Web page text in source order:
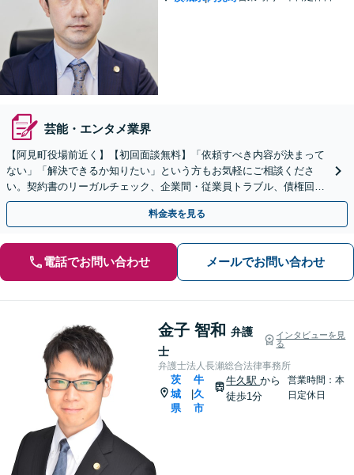
芸能・エンタメ業界
【阿見町役場前近く】【初回面談無料】「依頼すべき内容が決まって
ない」「解決できるか知りたい」という方もお気軽にご相談くださ
い。契約書のリーガルチェック、企業間・従業員トラブル、債権回収
など【顧問契約可能】
料金表を見る
電話でお問い合わせ メールでお問い合わせ
金子 智和 弁護
士
インタビューを見
る
弁護士法人長瀬総合法律事務所
茨
城
県
牛
久
市
牛久駅から
徒歩1分
営業時間：本
日定休日